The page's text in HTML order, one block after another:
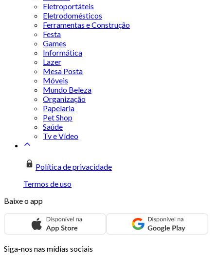
Eletroportáteis
Eletrodomésticos
Ferramentas e Construção
Festa
Games
Informática
Lazer
Mesa Posta
Móveis
Mundo Beleza
Organização
Papelaria
Pet Shop
Saúde
Tv e Vídeo
Política de privacidade
Termos de uso
Baixe o app
Siga-nos nas mídias sociais